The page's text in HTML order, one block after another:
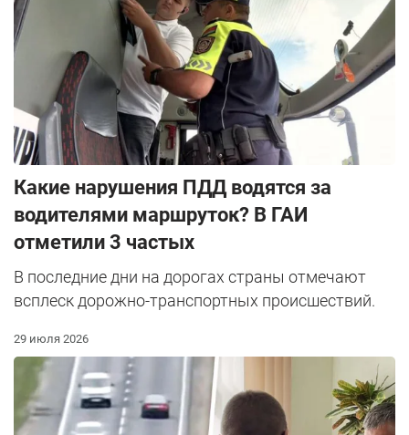
Какие нарушения ПДД водятся за
водителями маршруток? В ГАИ
отметили 3 частых
В последние дни на дорогах страны отмечают
всплеск дорожно-транспортных происшествий.
29 июля 2026